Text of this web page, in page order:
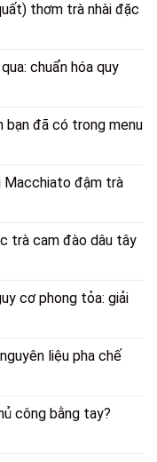
thơm trà nhài đặc
chuẩn hóa quy
bạn đã có trong menu
Macchiato đậm trà
trà cam đào dâu tây
cơ phong tỏa: giải
liệu pha chế
công bằng tay?